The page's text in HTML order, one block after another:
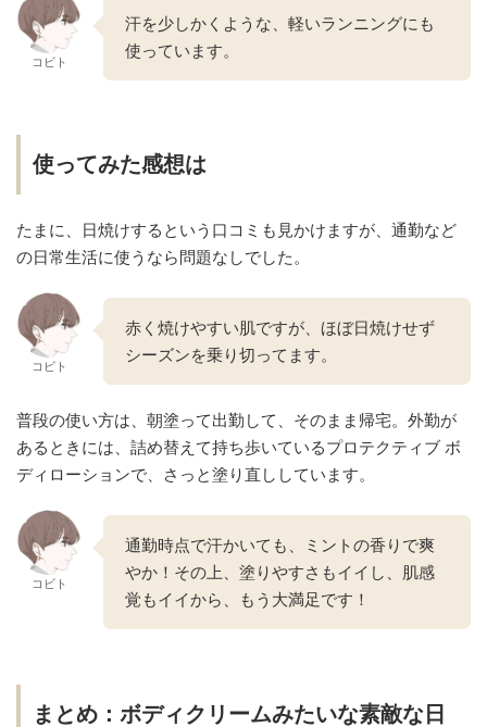
コビト
汗を少しかくような、軽いランニングにも
使っています。
使ってみた感想は
たまに、日焼けするという口コミも見かけますが、通勤など
の日常生活に使うなら問題なしでした。
コビト
赤く焼けやすい肌ですが、ほぼ日焼けせず
シーズンを乗り切ってます。
普段の使い方は、朝塗って出勤して、そのまま帰宅。外勤が
あるときには、詰め替えて持ち歩いているプロテクティブ ボ
ディローションで、さっと塗り直ししています。
コビト
通勤時点で汗かいても、ミントの香りで爽
やか！その上、塗りやすさもイイし、肌感
覚もイイから、もう大満足です！
まとめ：ボディクリームみたいな素敵な日